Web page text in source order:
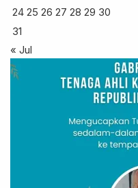
24 25 26 27 28 29 30
31
« Jul